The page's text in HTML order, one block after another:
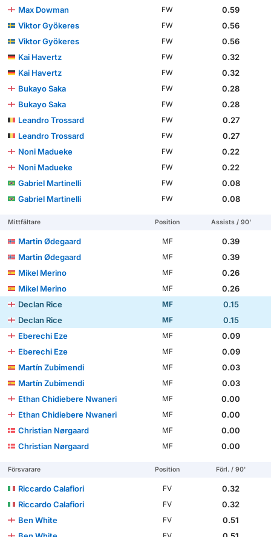
Max Dowman
FW
0.59
Viktor Gyökeres
FW
0.56
Viktor Gyökeres
FW
0.56
Kai Havertz
FW
0.32
Kai Havertz
FW
0.32
Bukayo Saka
FW
0.28
Bukayo Saka
FW
0.28
Leandro Trossard
FW
0.27
Leandro Trossard
FW
0.27
Noni Madueke
FW
0.22
Noni Madueke
FW
0.22
Gabriel Martinelli
FW
0.08
Gabriel Martinelli
FW 0.08
Mittfältare Position Assists / 90'
Martin Ødegaard MF
0.39
Martin Ødegaard
MF
0.39
Mikel Merino
MF
0.26
Mikel Merino
MF
0.26
Declan Rice
MF
0.15
Declan Rice
MF
0.15
Eberechi Eze
MF
0.09
Eberechi Eze
MF
0.09
Martín Zubimendi
MF
0.03
Martín Zubimendi
MF
0.03
Ethan Chidiebere Nwaneri
MF
0.00
Ethan Chidiebere Nwaneri
MF
0.00
Christian Nørgaard
MF
0.00
Christian Nørgaard
MF 0.00
Försvarare Position Förl. / 90'
Riccardo Calafiori FV
0.32
Riccardo Calafiori
FV
0.32
Ben White
FV
0.51